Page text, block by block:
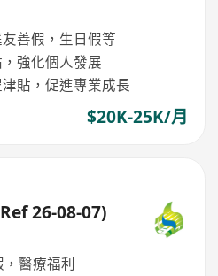
善假，生日假等
強化個人發展
貼，促進專業成長
$20K-25K/月
26-08-07)
醫療福利